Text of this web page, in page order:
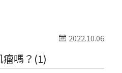
2022.10.06
嗎？(1)